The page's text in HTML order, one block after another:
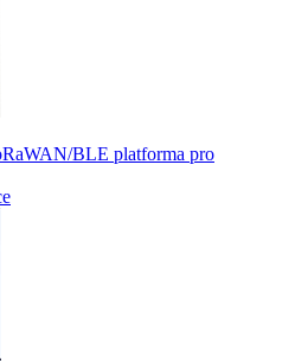
BLE platforma pro